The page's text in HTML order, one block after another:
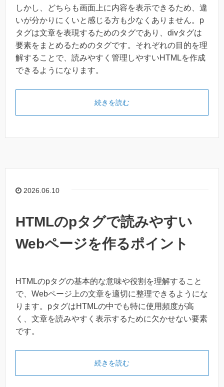
しかし、どちらも画面上に内容を表示できるため、違
いが分かりにくいと感じる方も少なくありません。p
タグは文章を表現するためのタグであり、divタグは
要素をまとめるためのタグです。それぞれの目的を理
解することで、読みやすく管理しやすいHTMLを作成
できるようになります。
続きを読む
2026.06.10
HTMLのpタグで読みやすい
Webページを作るポイント
HTMLのpタグの基本的な意味や役割を理解すること
で、Webページ上の文章を適切に整理できるようにな
ります。pタグはHTMLの中でも特に使用頻度が高
く、文章を読みやすく表示するために欠かせない要素
です。
続きを読む